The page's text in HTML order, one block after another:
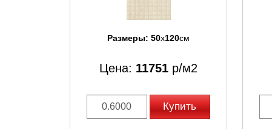
Размеры: 50x120см
Цена: 11751р/м2
Купить